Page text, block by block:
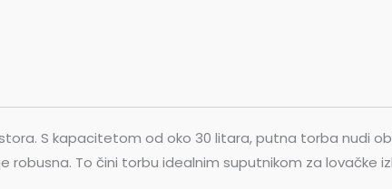
S kapacitetom od oko 30 litara, putna torba nudi
robusna. To čini torbu idealnim suputnikom za lovačke